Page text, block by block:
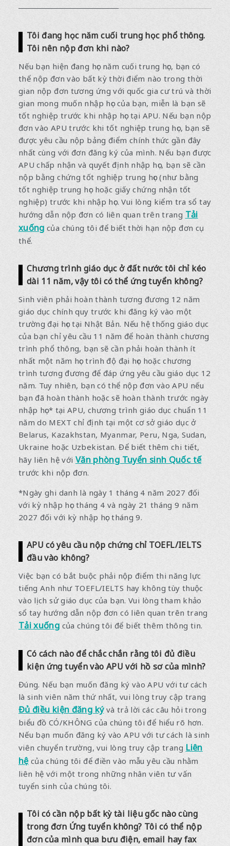
Tôi đang học năm cuối trung học phổ thông.
Tôi nên nộp đơn khi nào?
Nếu bạn hiện đang học năm cuối trung học, bạn có
thể nộp đơn vào bất kỳ thời điểm nào trong thời
gian nộp đơn tương ứng với quốc gia cư trú và thời
gian mong muốn nhập học của bạn, miễn là bạn sẽ
tốt nghiệp trước khi nhập học tại APU. Nếu bạn nộp
đơn vào APU trước khi tốt nghiệp trung học, bạn sẽ
được yêu cầu nộp bảng điểm chính thức gần đây
nhất cùng với đơn đăng ký của mình. Nếu bạn được
APU chấp nhận và quyết định nhập học, bạn sẽ cần
nộp bằng chứng tốt nghiệp trung học (như bằng
tốt nghiệp trung học hoặc giấy chứng nhận tốt
nghiệp) trước khi nhập học. Vui lòng kiểm tra sổ tay
hướng dẫn nộp đơn có liên quan trên trang Tải
xuống của chúng tôi để biết thời hạn nộp đơn cụ
thể.
Chương trình giáo dục ở đất nước tôi chỉ kéo
dài 11 năm, vậy tôi có thể ứng tuyển không?
Sinh viên phải hoàn thành tương đương 12 năm
giáo dục chính quy trước khi đăng ký vào một
trường đại học tại Nhật Bản. Nếu hệ thống giáo dục
của bạn chỉ yêu cầu 11 năm để hoàn thành chương
trình phổ thông, bạn sẽ cần phải hoàn thành ít
nhất một năm học trình độ đại học hoặc chương
trình tương đương để đáp ứng yêu cầu giáo dục 12
năm. Tuy nhiên, bạn có thể nộp đơn vào APU nếu
bạn đã hoàn thành hoặc sẽ hoàn thành trước ngày
nhập học* tại APU, chương trình giáo dục chuẩn 11
năm do MEXT chỉ định tại một cơ sở giáo dục ở
Belarus, Kazakhstan, Myanmar, Peru, Nga, Sudan,
Ukraine hoặc Uzbekistan. Để biết thêm chi tiết,
hãy liên hệ với Văn phòng Tuyển sinh Quốc tế
trước khi nộp đơn.
*Ngày ghi danh là ngày 1 tháng 4 năm 2027 đối
với kỳ nhập học tháng 4 và ngày 21 tháng 9 năm
2027 đối với kỳ nhập học tháng 9.
APU có yêu cầu nộp chứng chỉ TOEFL/IELTS
đầu vào không?
Việc bạn có bắt buộc phải nộp điểm thi năng lực
tiếng Anh như TOEFL/IELTS hay không tùy thuộc
vào lịch sử giáo dục của bạn. Vui lòng tham khảo
sổ tay hướng dẫn nộp đơn có liên quan trên trang
Tải xuống của chúng tôi để biết thêm thông tin.
Có cách nào để chắc chắn rằng tôi đủ điều
kiện ứng tuyển vào APU với hồ sơ của mình?
Đúng. Nếu bạn muốn đăng ký vào APU với tư cách
là sinh viên năm thứ nhất, vui lòng truy cập trang
Đủ điều kiện đăng kývà trả lời các câu hỏi trong
biểu đồ CÓ/KHÔNG của chúng tôi để hiểu rõ hơn.
Nếu bạn muốn đăng ký vào APU với tư cách là sinh
viên chuyển trường, vui lòng truy cập trang Liên
hệcủa chúng tôi để điền vào mẫu yêu cầu nhằm
liên hệ với một trong những nhân viên tư vấn
tuyển sinh của chúng tôi.
Tôi có cần nộp bất kỳ tài liệu gốc nào cùng
trong đơn Ứng tuyển không? Tôi có thể nộp
đơn của mình qua bưu điện, email hay fax